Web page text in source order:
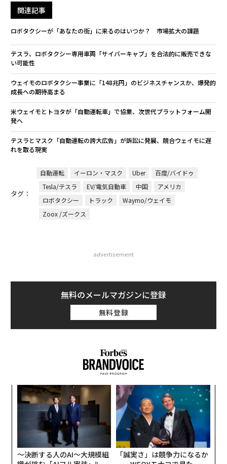
関連記事
ロボタクシーが「あなたの街」に来るのはいつか？ 市場拡大の課題
テスラ、ロボタクシー専用車両「サイバーキャブ」を合法的に販売できな
い可能性
ウェイモのロボタクシー事業に「148兆円」のビジネスチャンスか、爆発的
成長への期待高まる
米ウェイモとトヨタが「自動運転車」で協業、次世代プラットフォーム開
発へ
テスラとマスク「自動運転の誇大広告」が訴訟に発展、競合ウェイモに遅
れを取る現実
タグ：
自動運転 イーロン・マスク Uber
百度/バイドゥ
Tesla/テスラ
EV/電気自動車 中国
アメリカ
ロボタクシー
トラック
Waymo/ウェイモ
Zoox /ズークス
advertisement
無料のメールマガジンに登録
無料登録
〜決断する人のAI〜大規模組
「誠実さ」は競争力になるか